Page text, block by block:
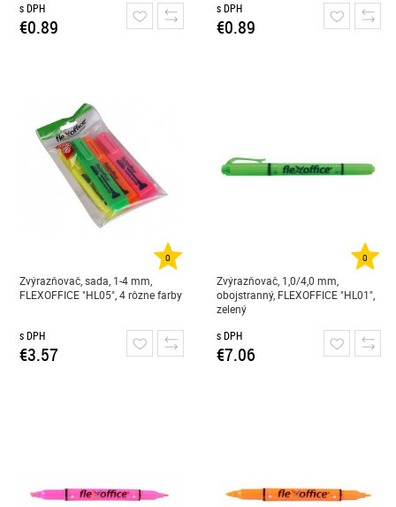
s DPH
€0.89
s DPH
€0.89
0
Zvýrazňovač, sada, 1-4 mm,
FLEXOFFICE "HL05", 4 rôzne farby
s DPH
€3.57
0
Zvýrazňovač, 1,0/4,0 mm,
obojstranný, FLEXOFFICE "HL01",
zelený
s DPH
€7.06